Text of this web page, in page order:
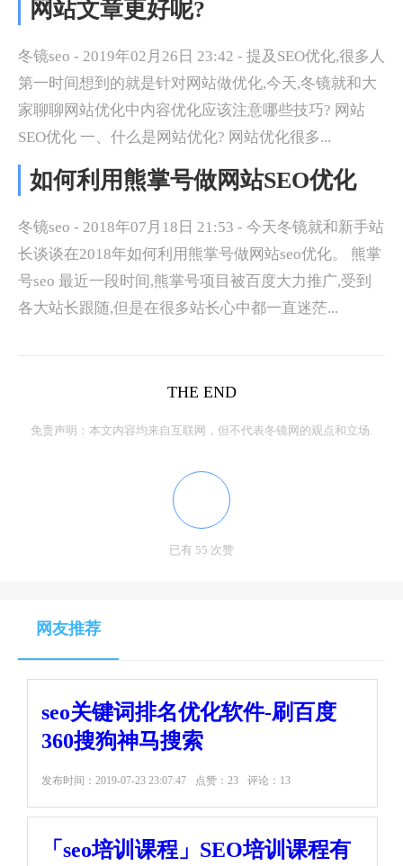
网站文章更好呢?
冬镜seo - 2019年02月26日 23:42 - 提及SEO优化,很多人
第一时间想到的就是针对网站做优化,今天,冬镜就和大
家聊聊网站优化中内容优化应该注意哪些技巧? 网站
SEO优化 一、什么是网站优化? 网站优化很多...
如何利用熊掌号做网站SEO优化
冬镜seo - 2018年07月18日 21:53 - 今天冬镜就和新手站
长谈谈在2018年如何利用熊掌号做网站seo优化。 熊掌
号seo 最近一段时间,熊掌号项目被百度大力推广,受到
各大站长跟随,但是在很多站长心中都一直迷茫...
THE END
免责声明：本文内容均来自互联网，但不代表冬镜网的观点和立场.
已有 55 次赞
网友推荐
seo关键词排名优化软件-刷百度
360搜狗神马搜索
发布时间： 2019-07-23 23:07:47 点赞：23 评论：13
「seo培训课程」SEO培训课程有